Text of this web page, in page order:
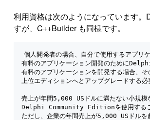
利用資格は次のようになっています。
すが、C++Builder も同様です。
個人開発者の場合、自分で使用するアプリ
有料のアプリケーション開発のために
有料のアプリケーションを開発する場合、
上位エディションへとアップグレードする必
売上が年間5,000 USドルに満たない小規模
Delphi Community Editionを使用するこ
ただし、企業の年間売上が5,000 USドルを